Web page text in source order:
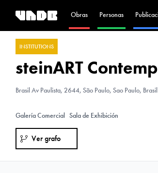
Obras Personas
INSTITUTIONS
steinART
BrasilAv Paulista, 2644, São Paulo, Sao Paulo, Brasil
Galería Comercial Sala de Exhibición
Ver grafo